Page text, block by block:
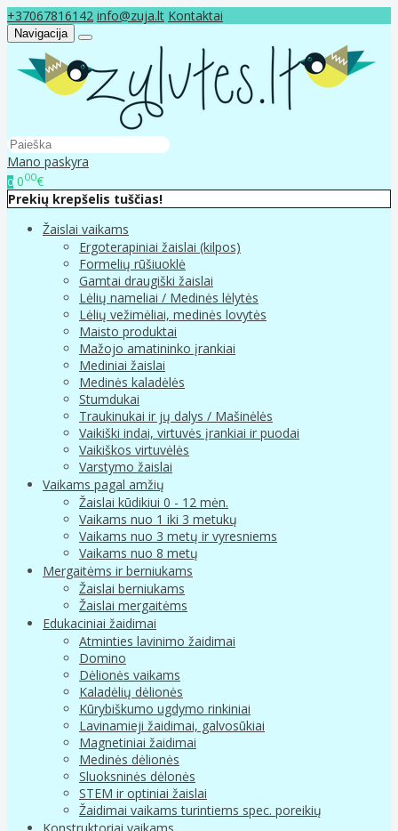
+37067816142 info@zuja.lt Kontaktai
Navigacija
Mano paskyra
0 000€
Prekių krepšelis tuščias!
Žaislai vaikams
Ergoterapiniai žaislai (kilpos)
Formelių rūšiuoklė
Gamtai draugiški žaislai
Lėlių nameliai / Medinės lėlytės
Lėlių vežimėliai, medinės lovytės
Maisto produktai
Mažojo amatininko įrankiai
Mediniai žaislai
Medinės kaladėlės
Stumdukai
Traukinukai ir jų dalys / Mašinėlės
Vaikiški indai, virtuvės įrankiai ir puodai
Vaikiškos virtuvėlės
Varstymo žaislai
Vaikams pagal amžių
Žaislai kūdikiui 0 - 12 mėn.
Vaikams nuo 1 iki 3 metukų
Vaikams nuo 3 metų ir vyresniems
Vaikams nuo 8 metų
Mergaitėms ir berniukams
Žaislai berniukams
Žaislai mergaitėms
Edukaciniai žaidimai
Atminties lavinimo žaidimai
Domino
Dėlionės vaikams
Kaladėlių dėlionės
Kūrybiškumo ugdymo rinkiniai
Lavinamieji žaidimai, galvosūkiai
Magnetiniai žaidimai
Medinės dėlionės
Sluoksninės dėlonės
STEM ir optiniai žaislai
Žaidimai vaikams turintiems spec. poreikių
Konstruktoriai vaikams